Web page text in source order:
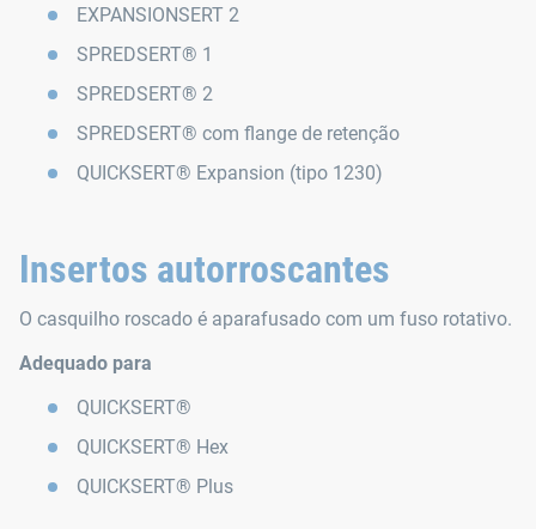
EXPANSIONSERT 2
SPREDSERT® 1
SPREDSERT® 2
SPREDSERT® com flange de retenção
QUICKSERT® Expansion (tipo 1230)
Insertos autorroscantes
O casquilho roscado é aparafusado com um fuso rotativo.
Adequado para
QUICKSERT®
QUICKSERT® Hex
QUICKSERT® Plus